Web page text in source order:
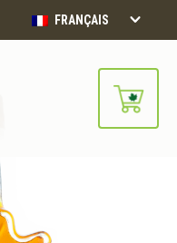
FRANÇAIS
ligne sera